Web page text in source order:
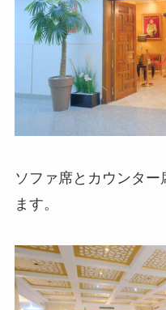
ソファ席とカウンタ
ます。